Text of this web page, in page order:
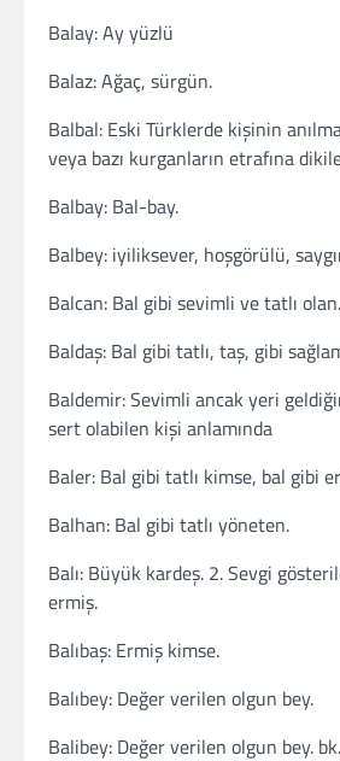
Balay: Ay yüzlü
Balaz: Ağaç, sürgün.
Balbal: Eski Türklerde kişinin
veya bazı kurganların etrafına
Balbay: Bal-bay.
Balbey: iyiliksever, hoşgörülü,
Balcan: Bal gibi sevimli ve tatlı olan.
Baldaş: Bal gibi tatlı, taş, gibi
Baldemir: Sevimli ancak yeri
sert olabilen kişi anlamında
Baler: Bal gibi tatlı kimse, bal gibi
Balhan: Bal gibi tatlı yöneten.
Balı: Büyük kardeş. 2. Sevgi
ermiş.
Balıbaş: Ermiş kimse.
Balıbey: Değer verilen olgun bey.
Balibey: Değer verilen olgun bey.